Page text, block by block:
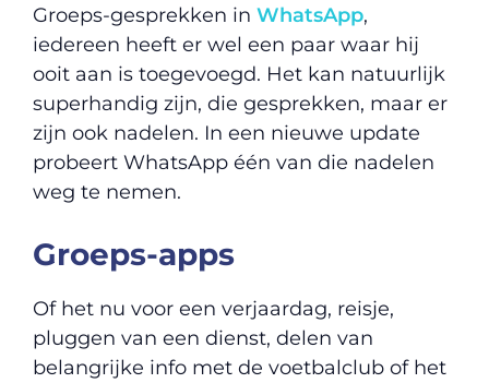
Groeps-gesprekken in WhatsApp,
iedereen heeft er wel een paar waar hij
ooit aan is toegevoegd. Het kan natuurlijk
superhandig zijn, die gesprekken, maar er
zijn ook nadelen. In een nieuwe update
probeert WhatsApp één van die nadelen
weg te nemen.
Groeps-apps
Of het nu voor een verjaardag, reisje,
pluggen van een dienst, delen van
belangrijke info met de voetbalclub of het